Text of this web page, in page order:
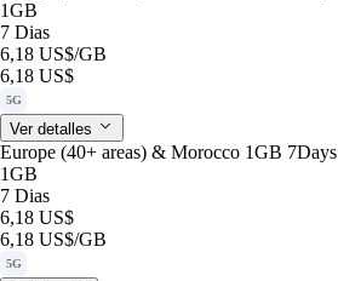
1GB
7 Dias
6,18 US$/GB
6,18 US$
5G
Ver detalles
Europe (40+ areas) & Morocco 1GB 7Days
1GB
7 Dias
6,18 US$
6,18 US$/GB
5G